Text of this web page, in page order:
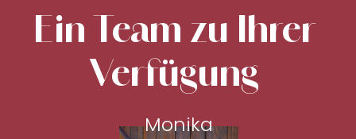
Ein Team zu Ihrer
Verfügung
Monika